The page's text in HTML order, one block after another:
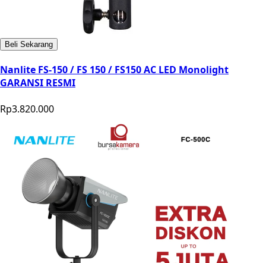
Beli Sekarang
Nanlite FS-150 / FS 150 / FS150 AC LED Monolight
GARANSI RESMI
Rp3.820.000